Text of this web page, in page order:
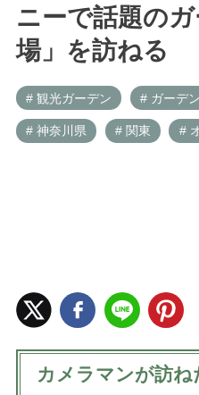
ニーで話題の
場」を訪ねる
# 観光ガーデン # ガーデ
# 神奈川県 # 関東 #
カメラマンが訪ね